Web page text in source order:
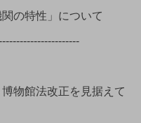
の特性」について
物館法改正を見据えて